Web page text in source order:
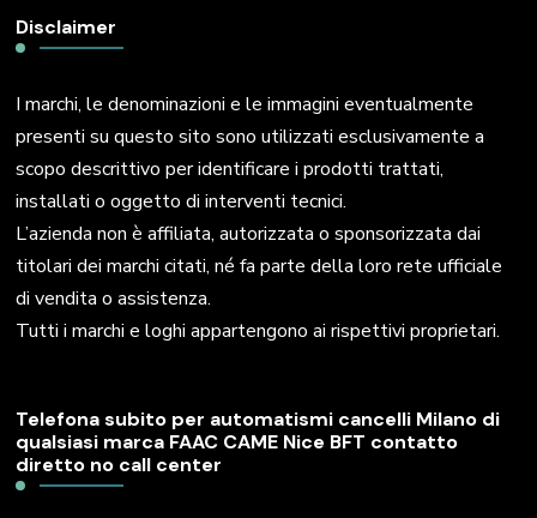
Disclaimer
I marchi, le denominazioni e le immagini eventualmente
presenti su questo sito sono utilizzati esclusivamente a
scopo descrittivo per identificare i prodotti trattati,
installati o oggetto di interventi tecnici.
L’azienda non è affiliata, autorizzata o sponsorizzata dai
titolari dei marchi citati, né fa parte della loro rete ufficiale
di vendita o assistenza.
Tutti i marchi e loghi appartengono ai rispettivi proprietari.
Telefona subito per automatismi cancelli Milano di
qualsiasi marca FAAC CAME Nice BFT contatto
diretto no call center